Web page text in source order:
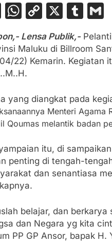
Facebook
WhatsApp
Copy
X
Lensa Publik,-
Maluku di Billroom
22) Kemarin. Kegiatan
yang diangkat pada
Menteri Agama
Qoumas melantik badan
itu, di
penting di tengah-
dan senantiasa
belajar, dan
dan Negara yg kita
PP GP Ansor, bapak H.